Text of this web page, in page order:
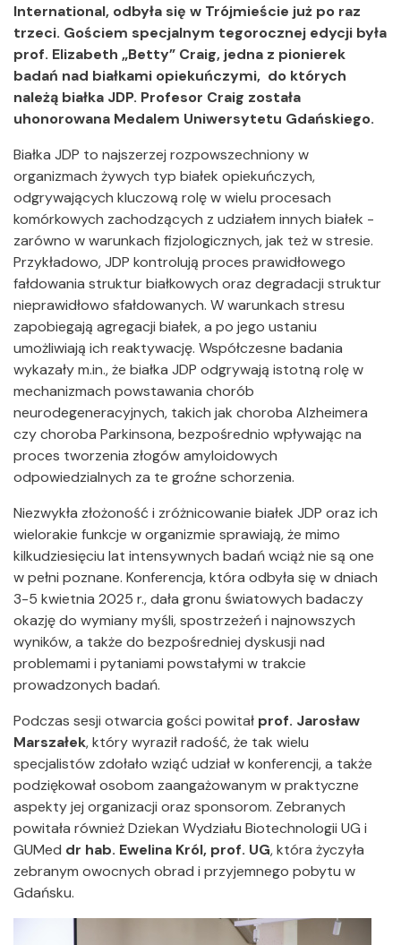
International, odbyła się w Trójmieście już po raz
trzeci. Gościem specjalnym tegorocznej edycji była
prof. Elizabeth „Betty” Craig, jedna z pionierek
badań nad białkami opiekuńczymi, do których
należą białka JDP. Profesor Craig została
uhonorowana Medalem Uniwersytetu Gdańskiego.
Białka JDP to najszerzej rozpowszechniony w
organizmach żywych typ białek opiekuńczych,
odgrywających kluczową rolę w wielu procesach
komórkowych zachodzących z udziałem innych białek -
zarówno w warunkach fizjologicznych, jak też w stresie.
Przykładowo, JDP kontrolują proces prawidłowego
fałdowania struktur białkowych oraz degradacji struktur
nieprawidłowo sfałdowanych. W warunkach stresu
zapobiegają agregacji białek, a po jego ustaniu
umożliwiają ich reaktywację. Współczesne badania
wykazały m.in., że białka JDP odgrywają istotną rolę w
mechanizmach powstawania chorób
neurodegeneracyjnych, takich jak choroba Alzheimera
czy choroba Parkinsona, bezpośrednio wpływając na
proces tworzenia złogów amyloidowych
odpowiedzialnych za te groźne schorzenia.
Niezwykła złożoność i zróżnicowanie białek JDP oraz ich
wielorakie funkcje w organizmie sprawiają, że mimo
kilkudziesięciu lat intensywnych badań wciąż nie są one
w pełni poznane. Konferencja, która odbyła się w dniach
3-5 kwietnia 2025 r., dała gronu światowych badaczy
okazję do wymiany myśli, spostrzeżeń i najnowszych
wyników, a także do bezpośredniej dyskusji nad
problemami i pytaniami powstałymi w trakcie
prowadzonych badań.
Podczas sesji otwarcia gości powitał prof. Jarosław
Marszałek, który wyraził radość, że tak wielu
specjalistów zdołało wziąć udział w konferencji, a także
podziękował osobom zaangażowanym w praktyczne
aspekty jej organizacji oraz sponsorom. Zebranych
powitała również Dziekan Wydziału Biotechnologii UG i
GUMed dr hab. Ewelina Król, prof. UG, która życzyła
zebranym owocnych obrad i przyjemnego pobytu w
Gdańsku.